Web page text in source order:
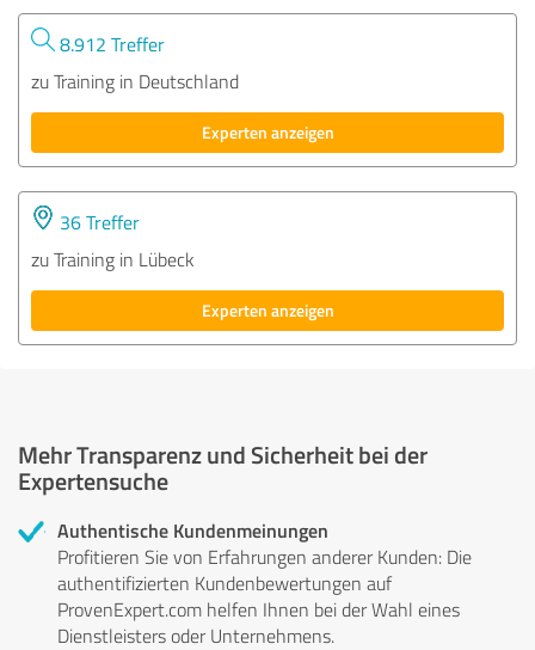
8.912 Treffer
zu Training in Deutschland
Experten anzeigen
36 Treffer
zu Training in Lübeck
Experten anzeigen
Mehr Transparenz und Sicherheit bei der
Expertensuche
Authentische Kundenmeinungen
Profitieren Sie von Erfahrungen anderer Kunden: Die
authentifizierten Kundenbewertungen auf
ProvenExpert.com helfen Ihnen bei der Wahl eines
Dienstleisters oder Unternehmens.